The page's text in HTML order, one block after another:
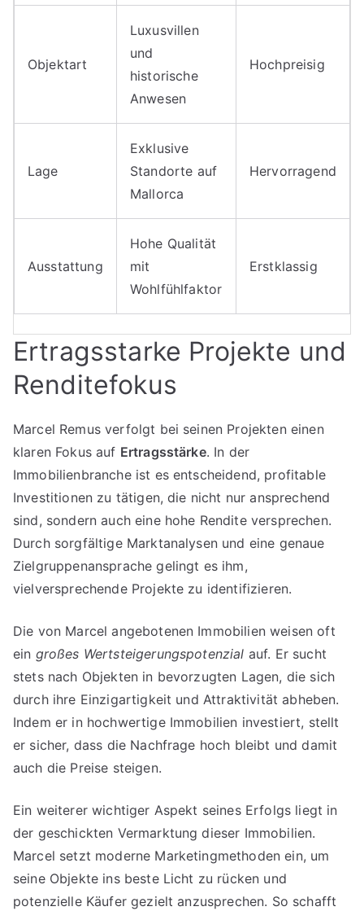
Objektart
Luxusvillen
und
historische
Anwesen
Hochpreisig
Lage
Exklusive
Standorte auf
Mallorca
Hervorragend
Ausstattung
Hohe Qualität
mit
Wohlfühlfaktor
Erstklassig
Ertragsstarke Projekte und
Renditefokus
Marcel Remus verfolgt bei seinen Projekten einen
klaren Fokus auf Ertragsstärke. In der
Immobilienbranche ist es entscheidend, profitable
Investitionen zu tätigen, die nicht nur ansprechend
sind, sondern auch eine hohe Rendite versprechen.
Durch sorgfältige Marktanalysen und eine genaue
Zielgruppenansprache gelingt es ihm,
vielversprechende Projekte zu identifizieren.
Die von Marcel angebotenen Immobilien weisen oft
ein großes Wertsteigerungspotenzial auf. Er sucht
stets nach Objekten in bevorzugten Lagen, die sich
durch ihre Einzigartigkeit und Attraktivität abheben.
Indem er in hochwertige Immobilien investiert, stellt
er sicher, dass die Nachfrage hoch bleibt und damit
auch die Preise steigen.
Ein weiterer wichtiger Aspekt seines Erfolgs liegt in
der geschickten Vermarktung dieser Immobilien.
Marcel setzt moderne Marketingmethoden ein, um
seine Objekte ins beste Licht zu rücken und
potenzielle Käufer gezielt anzusprechen. So schafft